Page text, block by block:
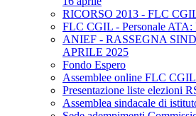
RICORSO 2013 - FLC
FLC CGIL - Personale ATA:
ANIEF - RASSEGNA
APRILE 2025
Fondo Espero
Assemblee online FLC CGIL
Presentazione liste elezioni
Assemblea sindacale di